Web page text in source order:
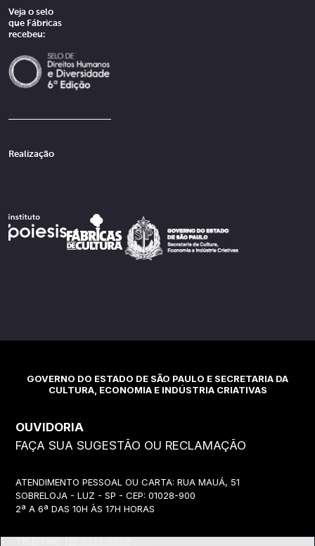
Veja o selo
que Fábricas
recebeu:
Realização
GOVERNO DO ESTADO DE SÃO PAULO E SECRETARIA DA
CULTURA, ECONOMIA E INDÚSTRIA CRIATIVAS
OUVIDORIA
FAÇA SUA SUGESTÃO OU RECLAMAÇÃO
ATENDIMENTO PESSOAL OU CARTA: RUA MAUÁ, 51
SOBRELOJA - LUZ - SP - CEP: 01028-900
2ª A 6ª DAS 10H ÀS 17H HORAS